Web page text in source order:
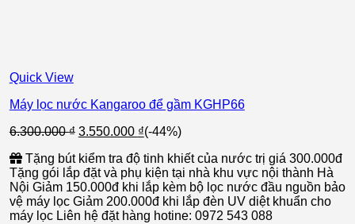
Quick View
Máy lọc nước Kangaroo để gầm KGHP66
6.300.000₫ Giá
là:
6.300.000 ₫.
3.550.000 ₫Giá
tại
là:
3.550.000 ₫.
(-44%)
Tặng bút kiểm tra độ tinh khiết của nước trị giá 300.000đ
Tặng gói lắp đặt và phụ kiện tại nhà khu vực nội thành Hà
Nội Giảm 150.000đ khi lắp kèm bộ lọc nước đầu nguồn bảo
vệ máy lọc Giảm 200.000đ khi lắp đèn UV diệt khuẩn cho
máy lọc Liên hệ đặt hàng hotine: 0972 543 088